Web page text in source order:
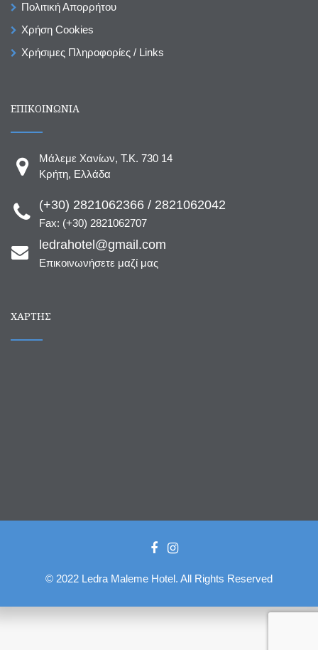
Πολιτική Απορρήτου
Χρήση Cookies
Χρήσιμες Πληροφορίες / Links
ΕΠΙΚΟΙΝΩΝΙΑ
Μάλεμε Χανίων, T.K. 730 14
Κρήτη, Ελλάδα
(+30) 2821062366 / 2821062042
Fax: (+30) 2821062707
ledrahotel@gmail.com
Επικοινωνήσετε μαζί μας
ΧΆΡΤΗΣ
© 2022 Ledra Maleme Hotel. All Rights Reserved